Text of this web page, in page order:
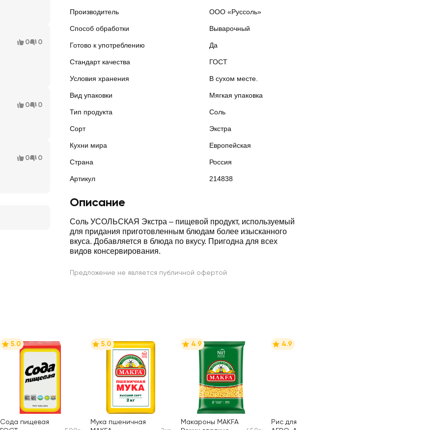
Производитель ООО «Руссоль»
Способ обработки Выварочный
Готово к употреблению Да
Стандарт качества ГОСТ
Условия хранения В сухом месте.
Вид упаковки Мягкая упаковка
Тип продукта Соль
Сорт Экстра
Кухни мира Европейская
Страна Россия
Артикул 214838
Описание
Соль УСОЛЬСКАЯ Экстра – пищевой продукт, используемый
для придания приготовленным блюдам более изысканного
вкуса. Добавляется в блюда по вкусу. Пригодна для всех
видов консервирования.
Предложение не является публичной офертой
0 0
0 0
0 0
5.0
Сода пищевая
5.0
Мука пшеничная
4.9
Макароны MAKFA
4.9
Рис для плова